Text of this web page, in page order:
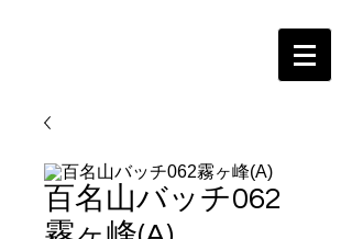
百名山バッチ062